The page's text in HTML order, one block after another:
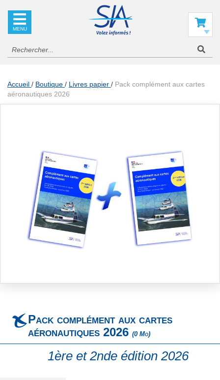
Accueil Boutique Livres papier
Pack complément aux cartes
aéronautiques 2026
Pack complément aux cartes
aéronautiques 2026 (0 Mo)
1ère et 2nde édition 2026
of
the